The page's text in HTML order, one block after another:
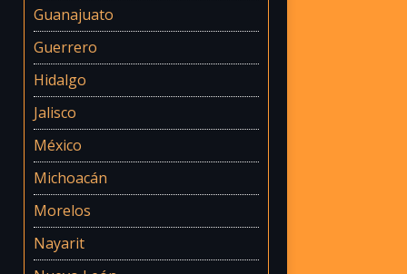
Guanajuato
Guerrero
Hidalgo
Jalisco
México
Michoacán
Morelos
Nayarit